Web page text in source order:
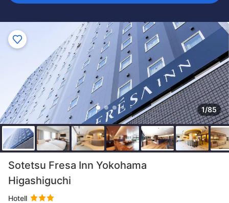
1/85
Sotetsu Fresa Inn Yokohama
Higashiguchi
Hotell